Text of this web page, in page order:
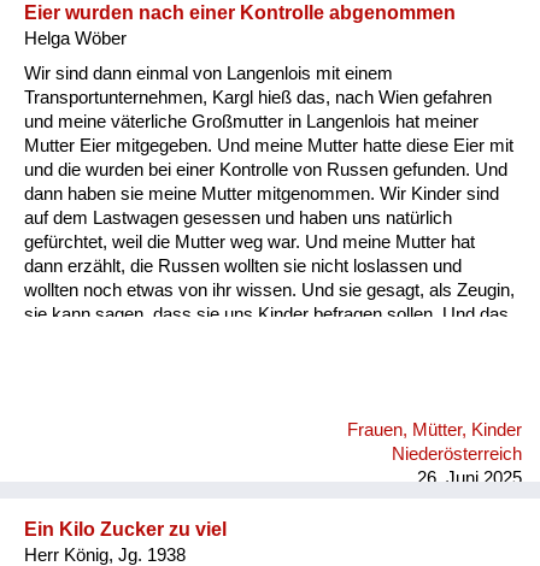
Eier wurden nach einer Kontrolle abgenommen
Helga Wöber
Wir sind dann einmal von Langenlois mit einem
Transportunternehmen, Kargl hieß das, nach Wien gefahren
und meine väterliche Großmutter in Langenlois hat meiner
Mutter Eier mitgegeben. Und meine Mutter hatte diese Eier mit
und die wurden bei einer Kontrolle von Russen gefunden. Und
dann haben sie meine Mutter mitgenommen. Wir Kinder sind
auf dem Lastwagen gesessen und haben uns natürlich
gefürchtet, weil die Mutter weg war. Und meine Mutter hat
dann erzählt, die Russen wollten sie nicht loslassen und
wollten noch etwas von ihr wissen. Und sie gesagt, als Zeugin,
sie kann sagen, dass sie uns Kinder befragen sollen. Und das
habe, kann ich mich erinnern, dass Zimmer voller Wanzen
waren und die wurden ganz einfach mit DDT beseitigt.
Frauen, Mütter, Kinder
Niederösterreich
26. Juni 2025
Ein Kilo Zucker zu viel
Herr König, Jg. 1938